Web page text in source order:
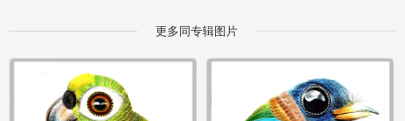
更多同专辑图片